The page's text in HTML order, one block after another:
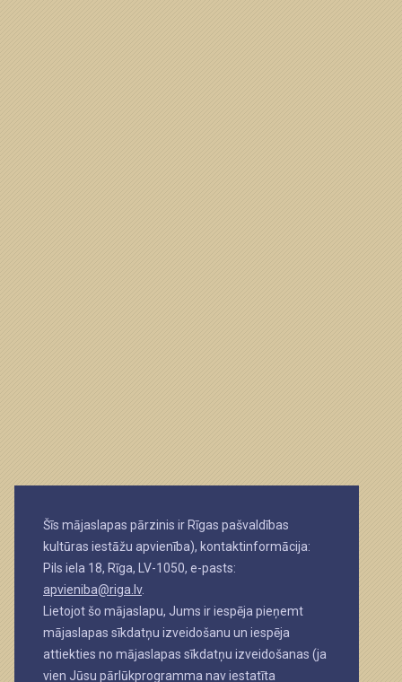
Šīs mājaslapas pārzinis ir Rīgas pašvaldības
kultūras iestāžu apvienība), kontaktinformācija:
Pils iela 18, Rīga, LV-1050, e-pasts:
apvieniba@riga.lv.
Lietojot šo mājaslapu, Jums ir iespēja pieņemt
mājaslapas sīkdatņu izveidošanu un iespēja
attiekties no mājaslapas sīkdatņu izveidošanas (ja
vien Jūsu pārlūkprogramma nav iestatīta